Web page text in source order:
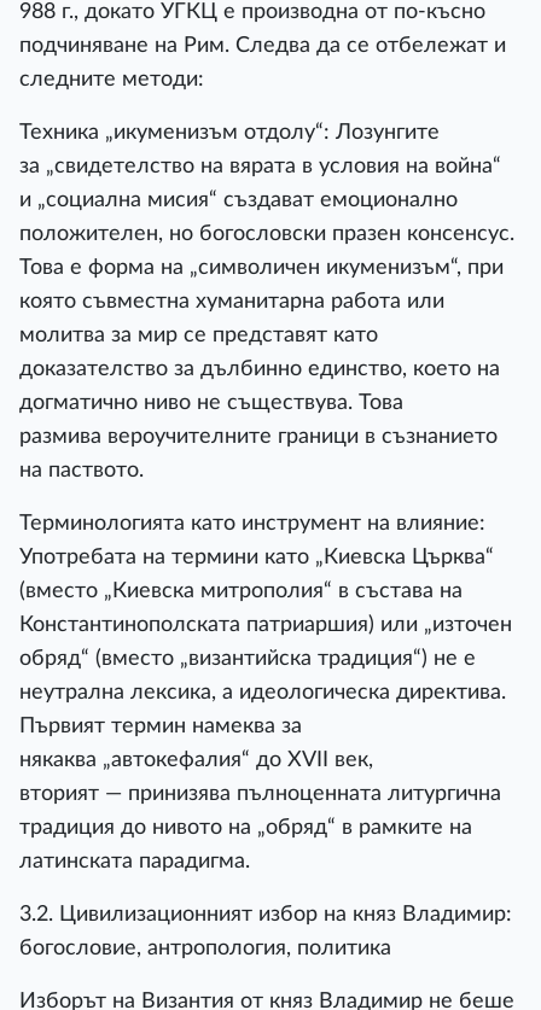
988 г., докато УГКЦ е производна от по-късно
подчиняване на Рим. Следва да се отбележат и
следните методи:
Техника „икуменизъм отдолу“: Лозунгите
за „свидетелство на вярата в условия на война“
и „социална мисия“ създават емоционално
положителен, но богословски празен консенсус.
Това е форма на „символичен икуменизъм“, при
която съвместна хуманитарна работа или
молитва за мир се представят като
доказателство за дълбинно единство, което на
догматично ниво не съществува. Това
размива вероучителните граници в съзнанието
на паството.
Терминологията като инструмент на влияние:
Употребата на термини като „Киевска Църква“
(вместо „Киевска митрополия“ в състава на
Константинополската патриаршия) или „източен
обряд“ (вместо „византийска традиция“) не е
неутрална лексика, а идеологическа директива.
Първият термин намеква за
някаква „автокефалия“ до XVII век,
вторият — принизява пълноценната литургична
традиция до нивото на „обряд“ в рамките на
латинската парадигма.
3.2. Цивилизационният избор на княз Владимир:
богословие, антропология, политика
Изборът на Византия от княз Владимир не беше